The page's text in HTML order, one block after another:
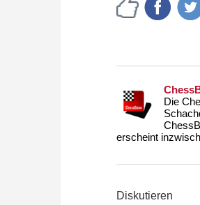
Die
erscheint
Diskutieren